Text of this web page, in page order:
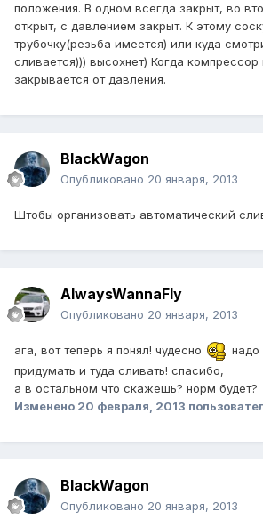
положения. В одном всегда закрыт, во
открыт, с давлением закрыт. К этому
трубочку(резьба имеется) или куда
сливается))) высохнет) Когда
закрывается от давления.
BlackWagon
Опубликовано 20 января, 2013
Штобы организовать автоматический
AlwaysWannaFly
Опубликовано 20 января, 2013
ага, вот теперь я понял! чудесно
надо
придумать и туда сливать! спасибо,
а в остальном что скажешь? норм будет?
Изменено 20 февраля, 2013
BlackWagon
Опубликовано 20 января, 2013